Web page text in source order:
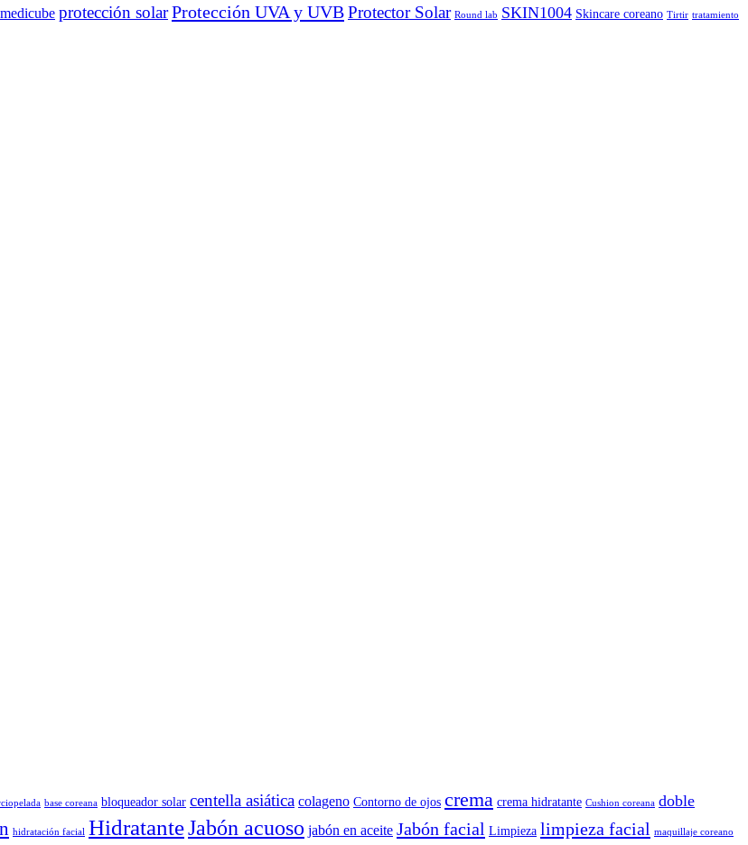
medicube protección solarProtección UVA y UVBProtector Solar Round lab SKIN1004 Skincare coreano Tirtir tratamiento
base coreana bloqueador solar centella asiática colageno Contorno de ojos crema crema hidratante Cushion coreana doble
hidratación facial HidratanteJabón acuoso jabón en aceite Jabón facial Limpieza limpieza facial maquillaje coreano